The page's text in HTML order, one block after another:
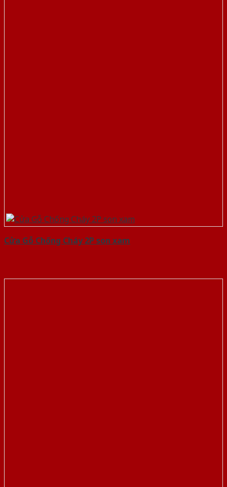
Cửa Gỗ Chống Cháy 2P son xam